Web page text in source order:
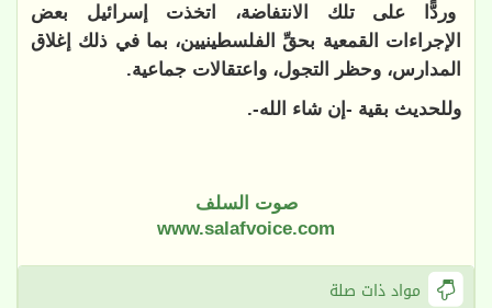
وردًّا على تلك الانتفاضة، اتخذت إسرائيل بعض
الإجراءات القمعية بحقِّ الفلسطينيين، بما في ذلك إغلاق
المدارس، وحظر التجول، واعتقالات جماعية.
وللحديث بقية -إن شاء الله-.
صوت السلف
www.salafvoice.com
مواد ذات صلة